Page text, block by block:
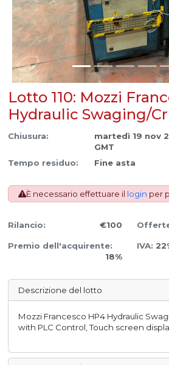
Lotto 110: Mozzi
Hydraulic Swaging/
Chiusura:
martedì 19 nov
GMT
Tempo residuo:
Fine asta
È necessario effettuare il login per
Rilancio: €100
Premio dell'acquirente:
18%
IVA:
Descrizione del lotto
Mozzi Francesco HP4 Hydraulic
with PLC Control, Touch screen